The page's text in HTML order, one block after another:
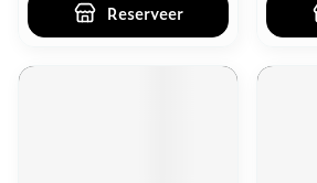
Reserveer